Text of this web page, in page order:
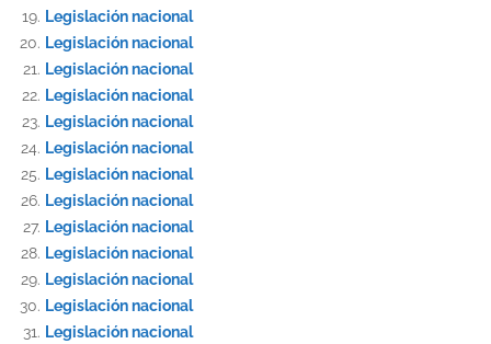
Legislación nacional
Legislación nacional
Legislación nacional
Legislación nacional
Legislación nacional
Legislación nacional
Legislación nacional
Legislación nacional
Legislación nacional
Legislación nacional
Legislación nacional
Legislación nacional
Legislación nacional